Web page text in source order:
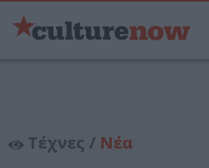
Τέχνες / Νέα